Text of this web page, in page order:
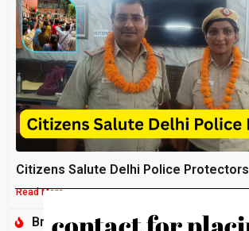
Citizens Salute Delhi Police Protectors
Read More »
Breaking